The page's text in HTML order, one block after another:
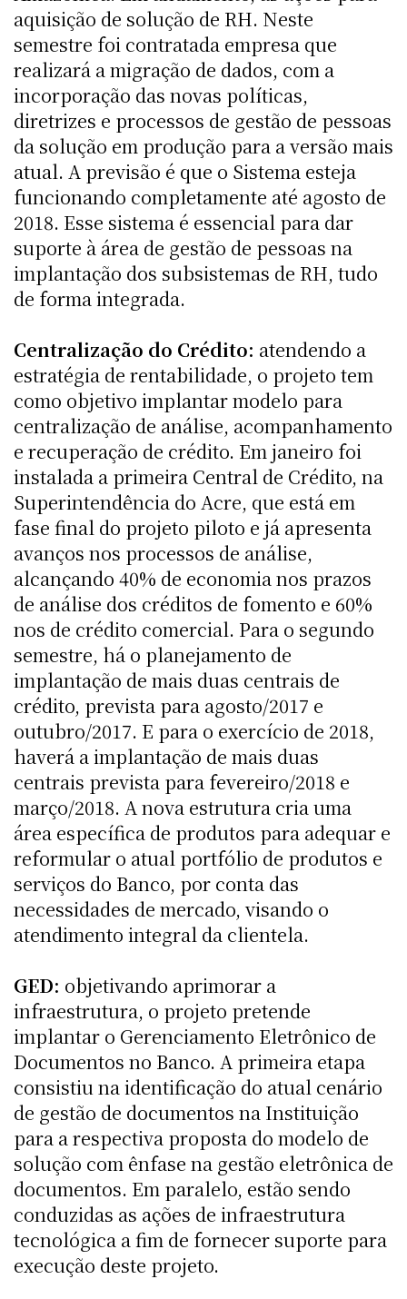
aquisição de solução de RH. Neste
semestre foi contratada empresa que
realizará a migração de dados, com a
incorporação das novas políticas,
diretrizes e processos de gestão de pessoas
da solução em produção para a versão mais
atual. A previsão é que o Sistema esteja
funcionando completamente até agosto de
2018. Esse sistema é essencial para dar
suporte à área de gestão de pessoas na
implantação dos subsistemas de RH, tudo
de forma integrada.
Centralização do Crédito: atendendo a
estratégia de rentabilidade, o projeto tem
como objetivo implantar modelo para
centralização de análise, acompanhamento
e recuperação de crédito. Em janeiro foi
instalada a primeira Central de Crédito, na
Superintendência do Acre, que está em
fase final do projeto piloto e já apresenta
avanços nos processos de análise,
alcançando 40% de economia nos prazos
de análise dos créditos de fomento e 60%
nos de crédito comercial. Para o segundo
semestre, há o planejamento de
implantação de mais duas centrais de
crédito, prevista para agosto/2017 e
outubro/2017. E para o exercício de 2018,
haverá a implantação de mais duas
centrais prevista para fevereiro/2018 e
março/2018. A nova estrutura cria uma
área específica de produtos para adequar e
reformular o atual portfólio de produtos e
serviços do Banco, por conta das
necessidades de mercado, visando o
atendimento integral da clientela.
GED: objetivando aprimorar a
infraestrutura, o projeto pretende
implantar o Gerenciamento Eletrônico de
Documentos no Banco. A primeira etapa
consistiu na identificação do atual cenário
de gestão de documentos na Instituição
para a respectiva proposta do modelo de
solução com ênfase na gestão eletrônica de
documentos. Em paralelo, estão sendo
conduzidas as ações de infraestrutura
tecnológica a fim de fornecer suporte para
execução deste projeto.